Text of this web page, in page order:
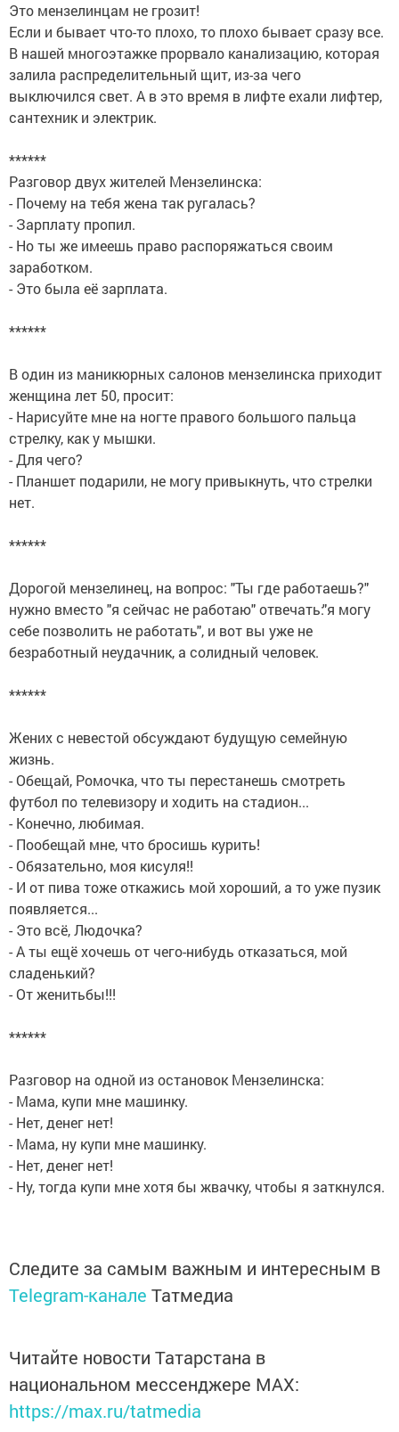
Это мензелинцам не грозит!
Если и бывает что-то плохо, то плохо бывает сразу все.
В нашей многоэтажке прорвало канализацию, которая
залила распределительный щит, из-за чего
выключился свет. А в это время в лифте ехали лифтер,
сантехник и электрик.
******
Разговор двух жителей Мензелинска:
- Почему на тебя жена так ругалась?
- Зарплату пропил.
- Но ты же имеешь право распоряжаться своим
заработком.
- Это была её зарплата.
******
В один из маникюрных салонов мензелинска приходит
женщина лет 50, просит:
- Нарисуйте мне на ногте правого большого пальца
стрелку, как у мышки.
- Для чего?
- Планшет подарили, не могу привыкнуть, что стрелки
нет.
******
Дорогой мензелинец, на вопрос: "Ты где работаешь?"
нужно вместо "я сейчас не работаю" отвечать:"я могу
себе позволить не работать", и вот вы уже не
безработный неудачник, а солидный человек.
******
Жених с невестой обсуждают будущую семейную
жизнь.
- Обещай, Ромочка, что ты перестанешь смотреть
футбол по телевизору и ходить на стадион...
- Конечно, любимая.
- Пообещай мне, что бросишь курить!
- Обязательно, моя кисуля!!
- И от пива тоже откажись мой хороший, а то уже пузик
появляется...
- Это всё, Людочка?
- А ты ещё хочешь от чего-нибудь отказаться, мой
сладенький?
- От женитьбы!!!
******
Разговор на одной из остановок Мензелинска:
- Мама, купи мне машинку.
- Нет, денег нет!
- Мама, ну купи мне машинку.
- Нет, денег нет!
- Ну, тогда купи мне хотя бы жвачку, чтобы я заткнулся.
Следите за самым важным и интересным в
Telegram-канале Татмедиа
Читайте новости Татарстана в
национальном мессенджере MАХ:
https://max.ru/tatmedia